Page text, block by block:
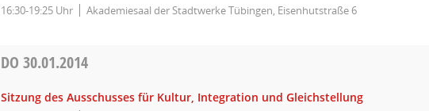
16:30-19:25 Uhr Akademiesaal der Stadtwerke Tübingen, Eisenhutstraße 6
DO30.01.2014
Sitzung des Ausschusses für Kultur, Integration und Gleichstellung